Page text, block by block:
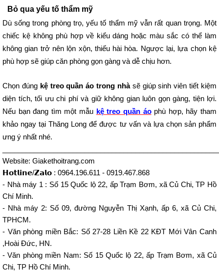
Bỏ qua yếu tố thẩm mỹ
Dù sống trong phòng trọ, yếu tố thẩm mỹ vẫn rất quan trọng. Một
chiếc kệ không phù hợp về kiểu dáng hoặc màu sắc có thể làm
không gian trở nên lộn xộn, thiếu hài hòa. Ngược lại, lựa chọn kệ
phù hợp sẽ giúp căn phòng gọn gàng và dễ chịu hơn.
Chọn đúng kệ treo quần áo trong nhà sẽ giúp sinh viên tiết kiệm
diện tích, tối ưu chi phí và giữ không gian luôn gọn gàng, tiện lợi.
Nếu bạn đang tìm một mẫu kệ treo quần áo phù hợp, hãy tham
khảo ngay tại Thăng Long để được tư vấn và lựa chọn sản phẩm
ưng ý nhất nhé.
Website: Giakethoitrang.com
𝗛𝗼𝘁𝗹𝗶𝗻𝗲/𝗭𝗮𝗹𝗼 : 0964.196.611 - 0919.467.868
- Nhà máy 1 : Số 15 Quốc lộ 22, ấp Trạm Bơm, xã Củ Chi, TP Hồ
Chí Minh.
- Nhà máy 2: Số 09, đường Nguyễn Thị Xạnh, ấp 6, xã Củ Chi,
TPHCM.
- Văn phòng miền Bắc: Số 27-28 Liền Kề 22 KĐT Mới Vân Canh
,Hoài Đức, HN.
- Văn phòng miền Nam: Số 15 Quốc lộ 22, ấp Trạm Bơm, xã Củ
Chi, TP Hồ Chí Minh.